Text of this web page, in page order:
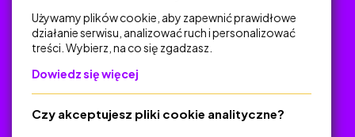
Na skróty
Polityka Prywatności
O platformie
Używamy plików cookie, aby zapewnić prawidłowe
działanie serwisu, analizować ruch i personalizować
treści. Wybierz, na co się zgadzasz.
Dowiedz się więcej
Czy akceptujesz pliki cookie analityczne?